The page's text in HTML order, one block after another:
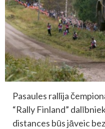
Pasaules rallija
“Rally Finland”
distances būs jāveic